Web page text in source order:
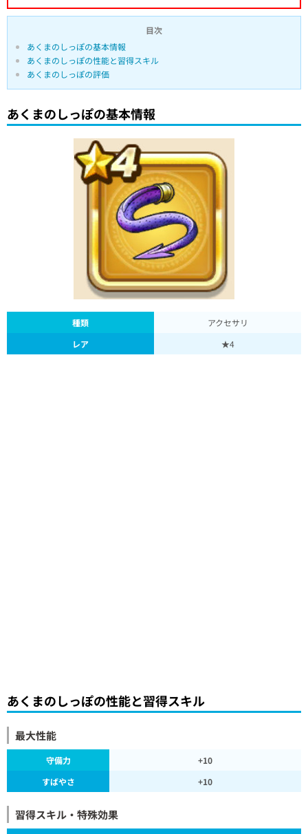
目次
あくまのしっぽの基本情報
あくまのしっぽの性能と習得スキル
あくまのしっぽの評価
あくまのしっぽの基本情報
種類
アクセサリ
レア
★4
あくまのしっぽの性能と習得スキル
最大性能
守備力
+10
すばやさ
+10
習得スキル・特殊効果